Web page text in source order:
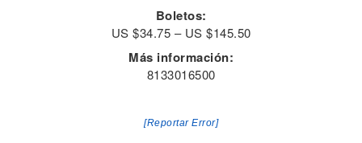
Boletos:
US $34.75 – US $145.50
Más información:
8133016500
[Reportar Error]